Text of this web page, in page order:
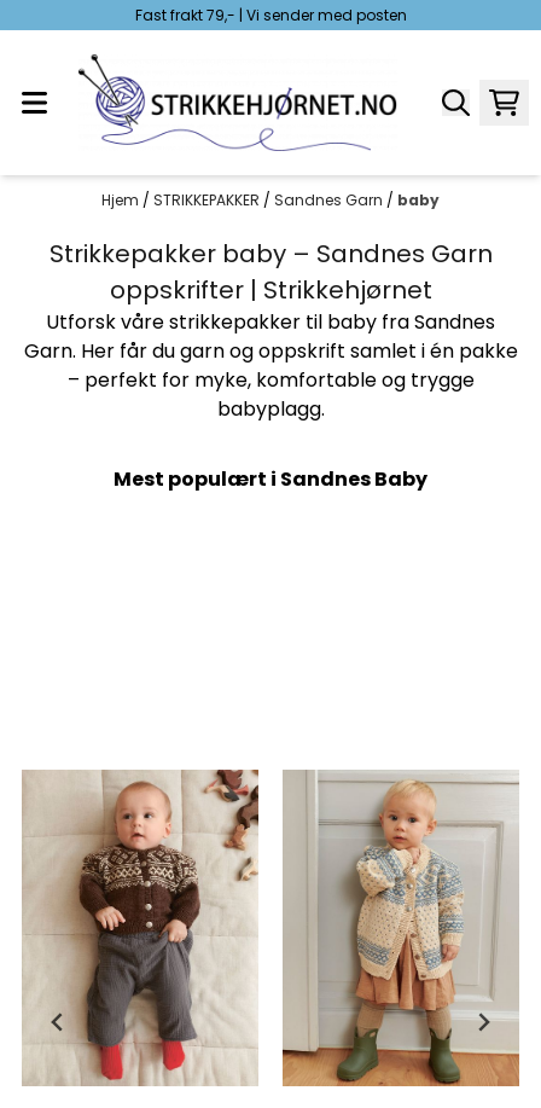
Hopp til innholdFast frakt 79,- | Vi sender med posten
Hjem / STRIKKEPAKKER / Sandnes Garn / baby
Strikkepakker baby – Sandnes Garn
oppskrifter | Strikkehjørnet
Utforsk våre strikkepakker til baby fra Sandnes
Garn. Her får du garn og oppskrift samlet i én pakke
– perfekt for myke, komfortable og trygge
babyplagg.
Mest populært i Sandnes Baby